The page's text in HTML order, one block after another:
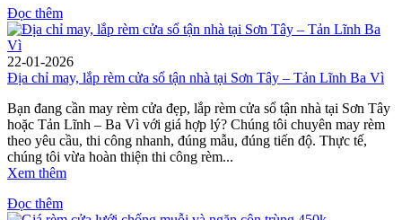
Đọc thêm
22-01-2026
Địa chỉ may, lắp rèm cửa sổ tận nhà tại Sơn Tây – Tản Lĩnh Ba Vì
Bạn đang cần may rèm cửa đẹp, lắp rèm cửa sổ tận nhà tại Sơn Tây
hoặc Tản Lĩnh – Ba Vì với giá hợp lý? Chúng tôi chuyên may rèm
theo yêu cầu, thi công nhanh, đúng mẫu, đúng tiến độ. Thực tế,
chúng tôi vừa hoàn thiện thi công rèm...
Xem thêm
Đọc thêm